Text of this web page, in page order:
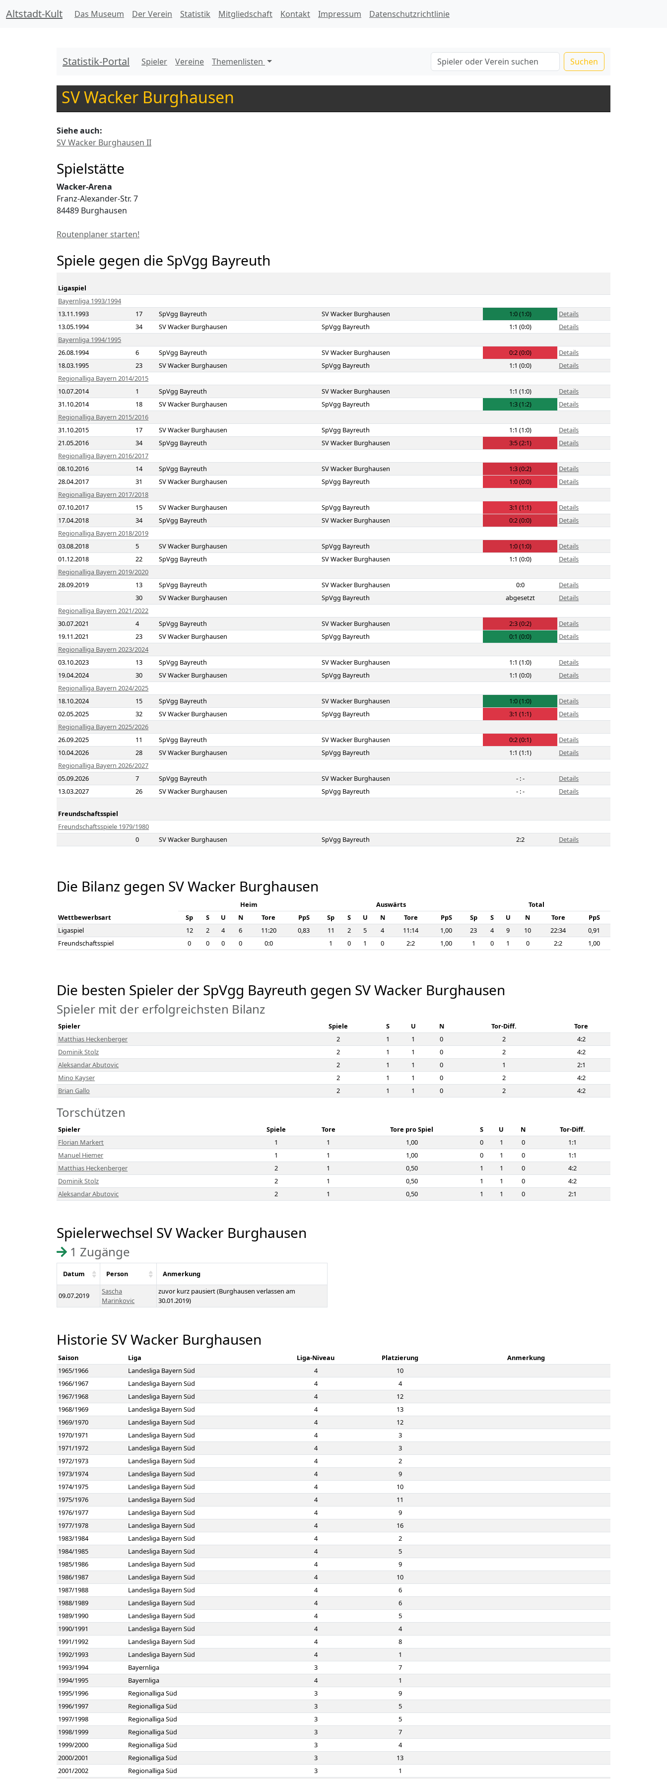
Altstadt-Kult Das Museum Der Verein Statistik Mitgliedschaft Kontakt Impressum Datenschutzrichtlinie
Statistik-Portal Spieler Vereine Themenlisten Suchen
SV Wacker Burghausen
Siehe auch:
SV Wacker Burghausen II
Spielstätte
Wacker-Arena
Franz-Alexander-Str. 7
84489 Burghausen
Routenplaner starten!
Spiele gegen die SpVgg Bayreuth
Ligaspiel
Bayernliga 1993/1994
13.11.1993
17 SpVgg Bayreuth SV Wacker Burghausen 1:0 (1:0)
Details
13.05.1994
34 SV Wacker Burghausen SpVgg Bayreuth 1:1 (0:0)
Details
Bayernliga 1994/1995
26.08.1994
6 SpVgg Bayreuth SV Wacker Burghausen 0:2 (0:0)
Details
18.03.1995
23 SV Wacker Burghausen SpVgg Bayreuth 1:1 (0:0)
Details
Regionalliga Bayern 2014/2015
10.07.2014
1 SpVgg Bayreuth SV Wacker Burghausen 1:1 (1:0)
Details
31.10.2014
18 SV Wacker Burghausen SpVgg Bayreuth 1:3 (1:2)
Details
Regionalliga Bayern 2015/2016
31.10.2015
17 SV Wacker Burghausen SpVgg Bayreuth 1:1 (1:0)
Details
21.05.2016
34 SpVgg Bayreuth SV Wacker Burghausen 3:5 (2:1)
Details
Regionalliga Bayern 2016/2017
08.10.2016
14 SpVgg Bayreuth SV Wacker Burghausen 1:3 (0:2)
Details
28.04.2017
31 SV Wacker Burghausen SpVgg Bayreuth 1:0 (0:0)
Details
Regionalliga Bayern 2017/2018
07.10.2017
15 SV Wacker Burghausen SpVgg Bayreuth 3:1 (1:1)
Details
17.04.2018
34 SpVgg Bayreuth SV Wacker Burghausen 0:2 (0:0)
Details
Regionalliga Bayern 2018/2019
03.08.2018
5 SV Wacker Burghausen SpVgg Bayreuth 1:0 (1:0)
Details
01.12.2018
22 SpVgg Bayreuth SV Wacker Burghausen 1:1 (0:0)
Details
Regionalliga Bayern 2019/2020
28.09.2019
13 SpVgg Bayreuth SV Wacker Burghausen 0:0
Details
30
SV Wacker Burghausen SpVgg Bayreuth abgesetzt
Details
Regionalliga Bayern 2021/2022
30.07.2021
4 SpVgg Bayreuth SV Wacker Burghausen 2:3 (0:2)
Details
19.11.2021
23 SV Wacker Burghausen SpVgg Bayreuth 0:1 (0:0)
Details
Regionalliga Bayern 2023/2024
03.10.2023
13 SpVgg Bayreuth SV Wacker Burghausen 1:1 (1:0)
Details
19.04.2024
30 SV Wacker Burghausen SpVgg Bayreuth 1:1 (0:0)
Details
Regionalliga Bayern 2024/2025
18.10.2024
15 SpVgg Bayreuth SV Wacker Burghausen 1:0 (1:0)
Details
02.05.2025
32 SV Wacker Burghausen SpVgg Bayreuth 3:1 (1:1)
Details
Regionalliga Bayern 2025/2026
26.09.2025
11 SpVgg Bayreuth SV Wacker Burghausen 0:2 (0:1)
Details
10.04.2026
28 SV Wacker Burghausen SpVgg Bayreuth 1:1 (1:1)
Details
Regionalliga Bayern 2026/2027
05.09.2026
7 SpVgg Bayreuth SV Wacker Burghausen - : -
Details
13.03.2027
26 SV Wacker Burghausen SpVgg Bayreuth - : - Details
Freundschaftsspiel
Freundschaftsspiele 1979/1980
0
SV Wacker Burghausen SpVgg Bayreuth 2:2 Details
Die Bilanz gegen SV Wacker Burghausen
Wettbewerbsart
Heim Auswärts
Total
Sp
S U N Tore PpS Sp S U N Tore PpS Sp S U N Tore
PpS
Ligaspiel
12 2 4 6 11:20 0,83 11 2 5 4 11:14 1,00 23 4 9 10 22:34
0,91
Freundschaftsspiel
0 0 0 0 0:0 1 0 1 0 2:2 1,00 1 0 1 0 2:2 1,00
Die besten Spieler der SpVgg Bayreuth gegen SV Wacker Burghausen
Spieler mit der erfolgreichsten Bilanz
Spieler Spiele S U N Tor-Diff.
Tore
Matthias Heckenberger
2 1 1 0 2
4:2
Dominik Stolz
2 1 1 0 2
4:2
Aleksandar Abutovic
2 1 1 0 1
2:1
Mino Kayser
2 1 1 0 2
4:2
Brian Gallo
2 1 1 0 2 4:2
Torschützen
Spieler Spiele Tore Tore pro Spiel S U N
Tor-Diff.
Florian Markert
1 1 1,00 0 1 0
1:1
Manuel Hiemer
1 1 1,00 0 1 0
1:1
Matthias Heckenberger
2 1 0,50 1 1 0
4:2
Dominik Stolz
2 1 0,50 1 1 0
4:2
Aleksandar Abutovic
2 1 0,50 1 1 0 2:1
Spielerwechsel SV Wacker Burghausen
1 Zugänge
Datum Person Anmerkung
09.07.2019
Sascha
Marinkovic
zuvor kurz pausiert (Burghausen verlassen am
30.01.2019)
Historie SV Wacker Burghausen
Saison Liga Liga-Niveau Platzierung
Anmerkung
1965/1966
Landesliga Bayern Süd 4
10
1966/1967
Landesliga Bayern Süd 4
4
1967/1968
Landesliga Bayern Süd 4
12
1968/1969
Landesliga Bayern Süd 4
13
1969/1970
Landesliga Bayern Süd 4
12
1970/1971
Landesliga Bayern Süd 4
3
1971/1972
Landesliga Bayern Süd 4
3
1972/1973
Landesliga Bayern Süd 4
2
1973/1974
Landesliga Bayern Süd 4
9
1974/1975
Landesliga Bayern Süd 4
10
1975/1976
Landesliga Bayern Süd 4
11
1976/1977
Landesliga Bayern Süd 4
9
1977/1978
Landesliga Bayern Süd 4
16
1983/1984
Landesliga Bayern Süd 4
2
1984/1985
Landesliga Bayern Süd 4
5
1985/1986
Landesliga Bayern Süd 4
9
1986/1987
Landesliga Bayern Süd 4
10
1987/1988
Landesliga Bayern Süd 4
6
1988/1989
Landesliga Bayern Süd 4
6
1989/1990
Landesliga Bayern Süd 4
5
1990/1991
Landesliga Bayern Süd 4
4
1991/1992
Landesliga Bayern Süd 4
8
1992/1993
Landesliga Bayern Süd 4
1
1993/1994
Bayernliga 3
7
1994/1995
Bayernliga 4
1
1995/1996
Regionalliga Süd 3
9
1996/1997
Regionalliga Süd 3
5
1997/1998
Regionalliga Süd 3
5
1998/1999
Regionalliga Süd 3
7
1999/2000
Regionalliga Süd 3
4
2000/2001
Regionalliga Süd 3
13
2001/2002
Regionalliga Süd 3 1